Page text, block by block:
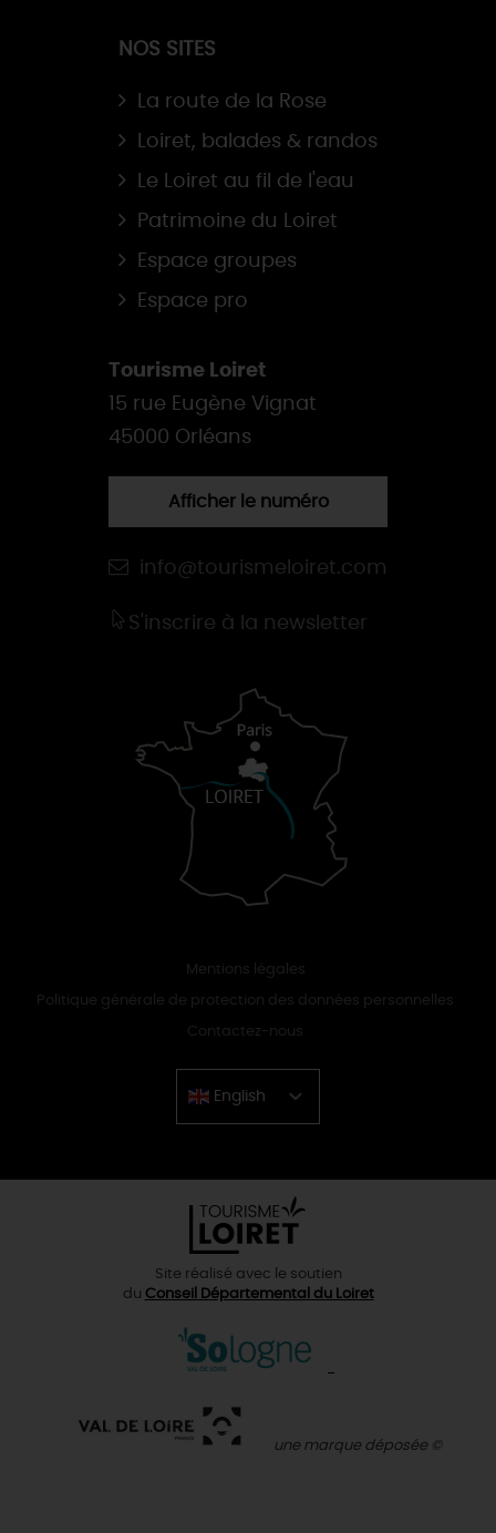
NOS SITES
La route de la Rose
Loiret, balades & randos
Le Loiret au fil de l'eau
Patrimoine du Loiret
Espace groupes
Espace pro
Tourisme Loiret
15 rue Eugène Vignat
45000 Orléans
Afficher le numéro
info@tourismeloiret.com
S'inscrire à la newsletter
Mentions légales
Politique générale de protection des données personnelles
Contactez-nous
English
Chinese
Site réalisé avec le soutien
du Conseil Départemental du Loiret
une marque déposée ©